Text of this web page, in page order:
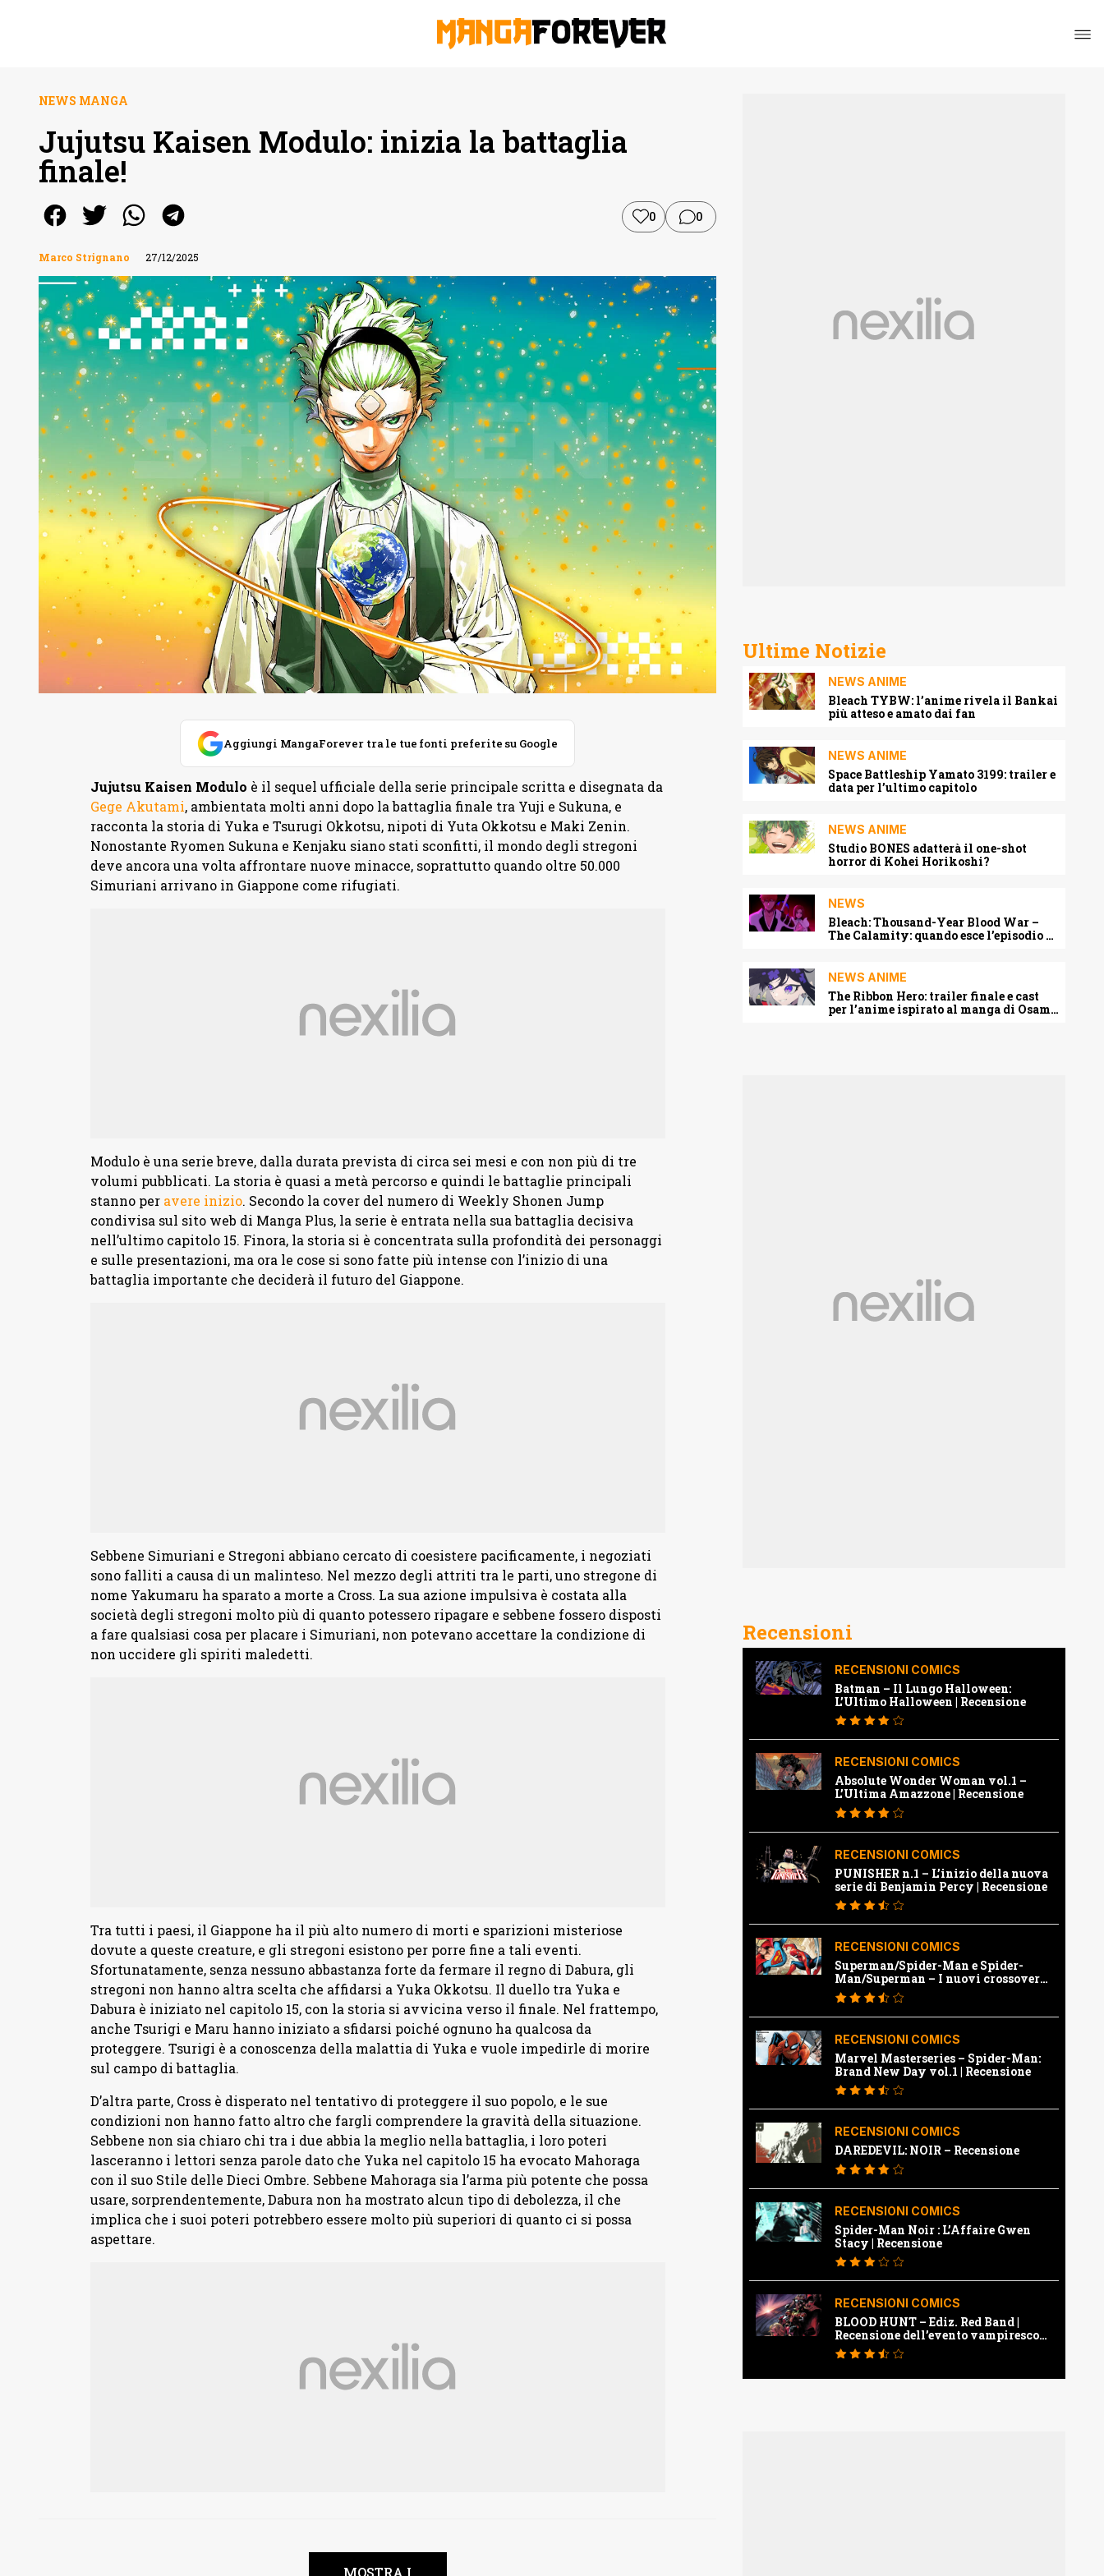
NEWS MANGA
Jujutsu Kaisen Modulo: inizia la battaglia
finale!
0 0
Marco Strignano 27/12/2025
Aggiungi MangaForever tra le tue fonti preferite su Google
Jujutsu Kaisen Modulo è il sequel ufficiale della serie principale scritta e disegnata da
Gege Akutami, ambientata molti anni dopo la battaglia finale tra Yuji e Sukuna, e
racconta la storia di Yuka e Tsurugi Okkotsu, nipoti di Yuta Okkotsu e Maki Zenin.
Nonostante Ryomen Sukuna e Kenjaku siano stati sconfitti, il mondo degli stregoni
deve ancora una volta affrontare nuove minacce, soprattutto quando oltre 50.000
Simuriani arrivano in Giappone come rifugiati.
Modulo è una serie breve, dalla durata prevista di circa sei mesi e con non più di tre
volumi pubblicati. La storia è quasi a metà percorso e quindi le battaglie principali
stanno per avere inizio. Secondo la cover del numero di Weekly Shonen Jump
condivisa sul sito web di Manga Plus, la serie è entrata nella sua battaglia decisiva
nell’ultimo capitolo 15. Finora, la storia si è concentrata sulla profondità dei personaggi
e sulle presentazioni, ma ora le cose si sono fatte più intense con l’inizio di una
battaglia importante che deciderà il futuro del Giappone.
Sebbene Simuriani e Stregoni abbiano cercato di coesistere pacificamente, i negoziati
sono falliti a causa di un malinteso. Nel mezzo degli attriti tra le parti, uno stregone di
nome Yakumaru ha sparato a morte a Cross. La sua azione impulsiva è costata alla
società degli stregoni molto più di quanto potessero ripagare e sebbene fossero disposti
a fare qualsiasi cosa per placare i Simuriani, non potevano accettare la condizione di
non uccidere gli spiriti maledetti.
Tra tutti i paesi, il Giappone ha il più alto numero di morti e sparizioni misteriose
dovute a queste creature, e gli stregoni esistono per porre fine a tali eventi.
Sfortunatamente, senza nessuno abbastanza forte da fermare il regno di Dabura, gli
stregoni non hanno altra scelta che affidarsi a Yuka Okkotsu. Il duello tra Yuka e
Dabura è iniziato nel capitolo 15, con la storia si avvicina verso il finale. Nel frattempo,
anche Tsurigi e Maru hanno iniziato a sfidarsi poiché ognuno ha qualcosa da
proteggere. Tsurigi è a conoscenza della malattia di Yuka e vuole impedirle di morire
sul campo di battaglia.
D’altra parte, Cross è disperato nel tentativo di proteggere il suo popolo, e le sue
condizioni non hanno fatto altro che fargli comprendere la gravità della situazione.
Sebbene non sia chiaro chi tra i due abbia la meglio nella battaglia, i loro poteri
lasceranno i lettori senza parole dato che Yuka nel capitolo 15 ha evocato Mahoraga
con il suo Stile delle Dieci Ombre. Sebbene Mahoraga sia l’arma più potente che possa
usare, sorprendentemente, Dabura non ha mostrato alcun tipo di debolezza, il che
implica che i suoi poteri potrebbero essere molto più superiori di quanto ci si possa
aspettare.
MOSTRA I
Ultime Notizie
NEWS ANIME
Bleach TYBW: l’anime rivela il Bankai
più atteso e amato dai fan
NEWS ANIME
Space Battleship Yamato 3199: trailer e
data per l’ultimo capitolo
NEWS ANIME
Studio BONES adatterà il one-shot
horror di Kohei Horikoshi?
NEWS
Bleach: Thousand-Year Blood War –
The Calamity: quando esce l’episodio 3
NEWS ANIME
The Ribbon Hero: trailer finale e cast
per l’anime ispirato al manga di Osamu
Recensioni
RECENSIONI COMICS
Batman – Il Lungo Halloween:
L’Ultimo Halloween | Recensione
RECENSIONI COMICS
Absolute Wonder Woman vol.1 –
L’Ultima Amazzone | Recensione
RECENSIONI COMICS
PUNISHER n.1 – L’inizio della nuova
serie di Benjamin Percy | Recensione
RECENSIONI COMICS
Superman/Spider-Man e Spider-
Man/Superman – I nuovi crossover
Marvel e Dc | Recensione
RECENSIONI COMICS
Marvel Masterseries – Spider-Man:
Brand New Day vol.1 | Recensione
RECENSIONI COMICS
DAREDEVIL: NOIR – Recensione
RECENSIONI COMICS
Spider-Man Noir : L’Affaire Gwen
Stacy | Recensione
RECENSIONI COMICS
BLOOD HUNT – Ediz. Red Band |
Recensione dell’evento vampiresco
della Marvel